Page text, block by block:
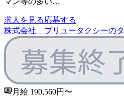
求人を見る応募する
株式会社 ブリュータクシーの
月給 190,560円〜